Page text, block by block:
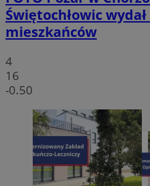
Świętochłowic
mieszkańców
4
16
-0.50